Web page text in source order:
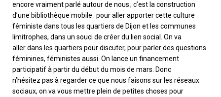
encore vraiment parlé autour de nous; c’est la construction
d’une bibliothèque mobile: pour aller apporter cette culture
féministe dans tous les quartiers de Dijon et les communes
limitrophes, dans un souci de créer du lien social. On va
allerdans les quartiers pour discuter, pour parler des questions
féminines, féministes aussi. On lance un financement
participatif à partir du début du mois de mars. Donc
n’hésitez pas à regarder ce que nous faisons sur les réseaux
sociaux, on va vous mettre plein de petites choses pour